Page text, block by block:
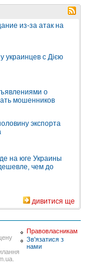
из-за атак на
украинцев с Дією
о
мошенников
экспорта
на юге Украины
чем до
дивитися ще
Правовласникам
Зв'язатися з
нами